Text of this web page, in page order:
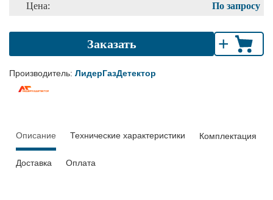
По запросу
Цена:
Заказать +
Производитель: ЛидерГазДетектор
Описание Технические характеристики Комплектация
Доставка Оплата